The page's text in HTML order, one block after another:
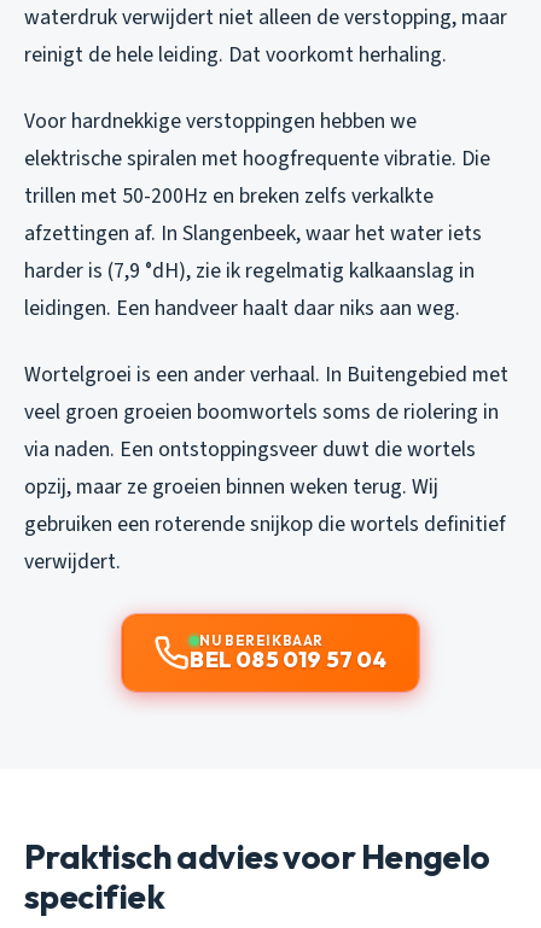
waterdruk verwijdert niet alleen de verstopping, maar
reinigt de hele leiding. Dat voorkomt herhaling.
Voor hardnekkige verstoppingen hebben we
elektrische spiralen met hoogfrequente vibratie. Die
trillen met 50-200Hz en breken zelfs verkalkte
afzettingen af. In Slangenbeek, waar het water iets
harder is (7,9 °dH), zie ik regelmatig kalkaanslag in
leidingen. Een handveer haalt daar niks aan weg.
Wortelgroei is een ander verhaal. In Buitengebied met
veel groen groeien boomwortels soms de riolering in
via naden. Een ontstoppingsveer duwt die wortels
opzij, maar ze groeien binnen weken terug. Wij
gebruiken een roterende snijkop die wortels definitief
verwijdert.
NU BEREIKBAAR
BEL 085 019 57 04
Praktisch advies voor Hengelo
specifiek